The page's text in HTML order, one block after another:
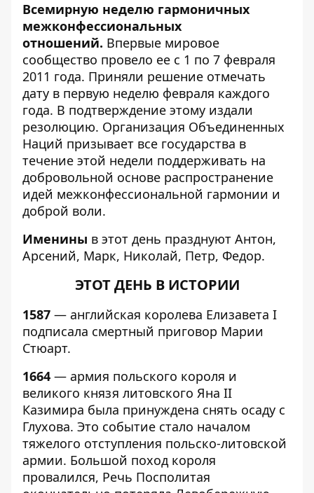
Всемирную неделю гармоничных
межконфессиональных
отношений. Впервые мировое
сообщество провело ее с 1 по 7 февраля
2011 года. Приняли решение отмечать
дату в первую неделю февраля каждого
года. В подтверждение этому издали
резолюцию. Организация Объединенных
Наций призывает все государства в
течение этой недели поддерживать на
добровольной основе распространение
идей межконфессиональной гармонии и
доброй воли.
Именины в этот день празднуют Антон,
Арсений, Марк, Николай, Петр, Федор.
ЭТОТ ДЕНЬ В ИСТОРИИ
1587 — английская королева Елизавета I
подписала смертный приговор Марии
Стюарт.
1664 — армия польского короля и
великого князя литовского Яна II
Казимира была принуждена снять осаду с
Глухова. Это событие стало началом
тяжелого отступления польско-литовской
армии. Большой поход короля
провалился, Речь Посполитая